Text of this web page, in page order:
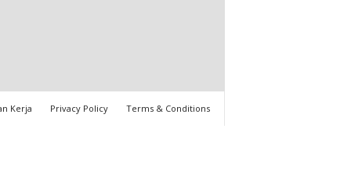
Kerja Privacy Policy Terms & Conditions